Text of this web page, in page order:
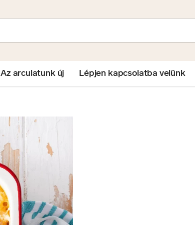
Az arculatunk új Lépjen kapcsolatba velünk